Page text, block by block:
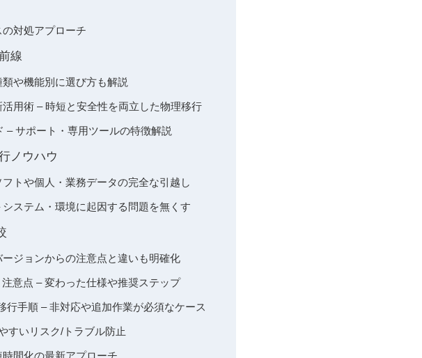
対処アプローチ
線
や機能別に選び方も解説
用術 – 時短と安全性を両立した物理移行
– サポート・専用ツールの特徴解説
ノウハウ
トや個人・業務データの完全な引越し
ステム・環境に起因する問題を無くす
ジョンからの注意点と違いも明確化
意点 – 変わった仕様や推奨ステップ
行手順 – 非対応や追加作業が必須なケース
すいリスク/トラブル防止